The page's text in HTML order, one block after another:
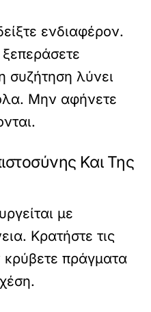
ενδιαφέρον.
συζήτηση λύνει
Μην αφήνετε
Και Της
με
Κρατήστε τις
πράγματα